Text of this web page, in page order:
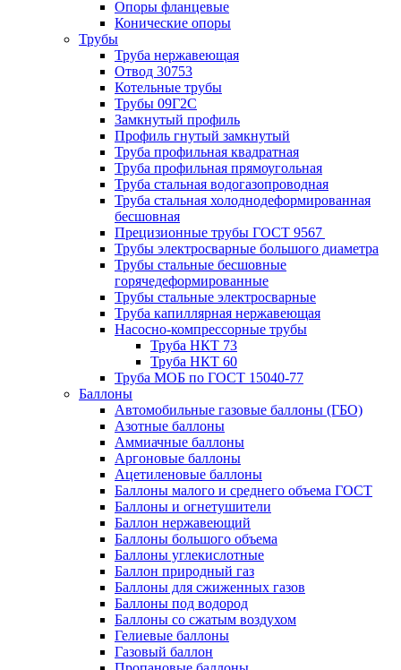
Опоры фланцевые
Конические опоры
Трубы
Труба нержавеющая
Отвод 30753
Котельные трубы
Трубы 09Г2С
Замкнутый профиль
Профиль гнутый замкнутый
Труба профильная квадратная
Труба профильная прямоугольная
Труба стальная водогазопроводная
Труба стальная холоднодеформированная
бесшовная
Прецизионные трубы ГОСТ 9567
Трубы электросварные большого диаметра
Трубы стальные бесшовные
горячедеформированные
Трубы стальные электросварные
Труба капиллярная нержавеющая
Насосно-компрессорные трубы
Труба НКТ 73
Труба НКТ 60
Труба МОБ по ГОСТ 15040-77
Баллоны
Автомобильные газовые баллоны (ГБО)
Азотные баллоны
Аммиачные баллоны
Аргоновые баллоны
Ацетиленовые баллоны
Баллоны малого и среднего объема ГОСТ
Баллоны и огнетушители
Баллон нержавеющий
Баллоны большого объема
Баллоны углекислотные
Баллон природный газ
Баллоны для сжиженных газов
Баллоны под водород
Баллоны со сжатым воздухом
Гелиевые баллоны
Газовый баллон